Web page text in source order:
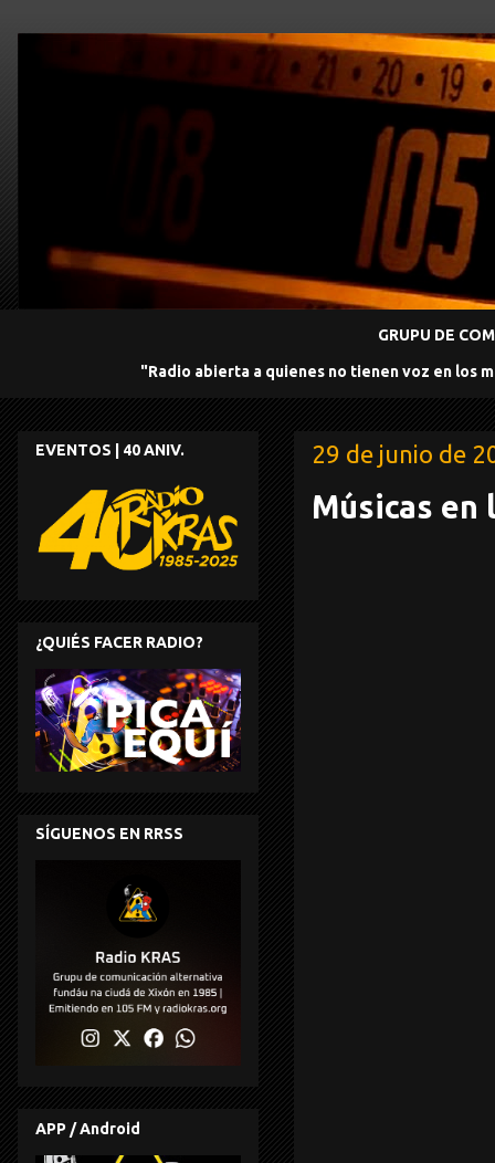
GRUPU DE
"Radio abierta a quienes no tienen voz en los
29 de junio de
Músicas en
EVENTOS | 40 ANIV.
¿QUIÉS FACER RADIO?
SÍGUENOS EN RRSS
APP / Android